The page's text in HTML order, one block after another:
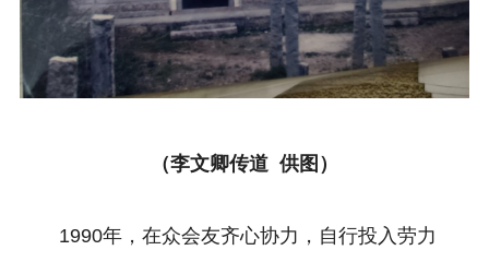
（李文卿传道 供图）
1990年，在众会友齐心协力，自行投入劳力